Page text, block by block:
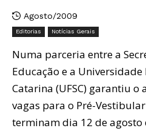
Agosto/2009
Editorias Notícias Gerais
Numa parceria entre a
Educação e a Universidade
Catarina (UFSC) garantiu
vagas para o Pré-Vestibular
terminam dia 12 de agosto